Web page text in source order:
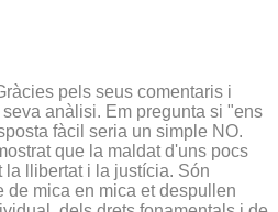
pels seus comentaris i
anàlisi. Em pregunta si "ens
fàcil seria un simple NO.
que la maldat d'uns pocs
la llibertat i la justícia. Són
de mica en mica et despullen